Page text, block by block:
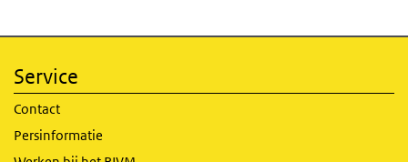
Service
Contact
Persinformatie